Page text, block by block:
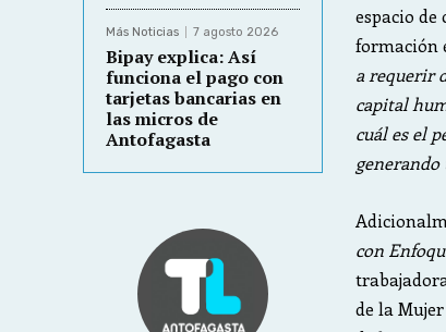
Más Noticias 7 agosto 2026
Bipay explica: Así
funciona el pago con
tarjetas bancarias en
las micros de
Antofagasta
espacio
formación
a requerir
capital
cuál es el
generando
con
de la